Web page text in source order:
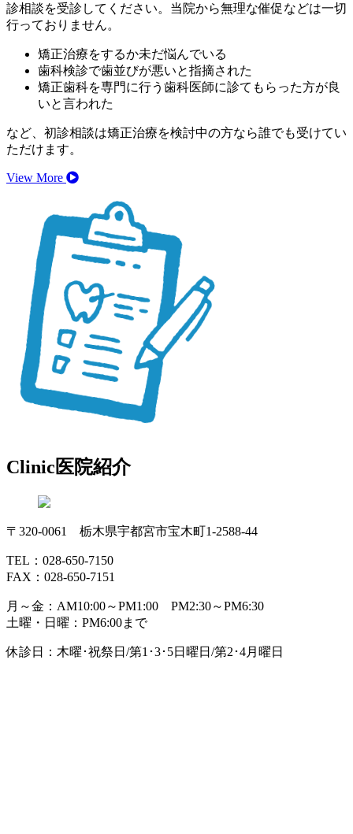
診相談を受診してください。当院から無理な催促などは一切
行っておりません。
矯正治療をするか未だ悩んでいる
歯科検診で歯並びが悪いと指摘された
矯正歯科を専門に行う歯科医師に診てもらった方が良
いと言われた
など、初診相談は矯正治療を検討中の方なら誰でも受けてい
ただけます。
View More
Clinic医院紹介
〒320-0061 栃木県宇都宮市宝木町1-2588-44
TEL：028-650-7150
FAX：028-650-7151
月～金：AM10:00～PM1:00 PM2:30～PM6:30
土曜・日曜：PM6:00まで
休診日：木曜･祝祭日/第1･3･5日曜日/第2･4月曜日